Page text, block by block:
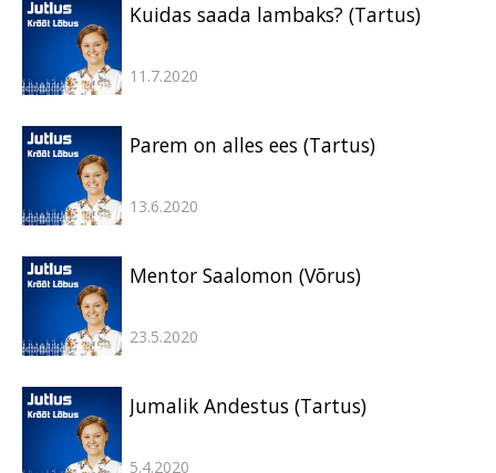
Kuidas saada lambaks? (Tartus)
11.7.2020
Parem on alles ees (Tartus)
13.6.2020
Mentor Saalomon (Võrus)
23.5.2020
Jumalik Andestus (Tartus)
5.4.2020